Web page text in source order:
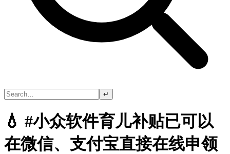
↵
💧 #小众软件育儿补贴已可以
在微信、支付宝直接在线申领